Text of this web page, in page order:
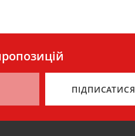
ПІДПИСАТИСЯ